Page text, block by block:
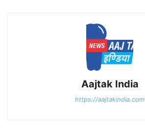
Aajtak India
https://aajtakindia.com